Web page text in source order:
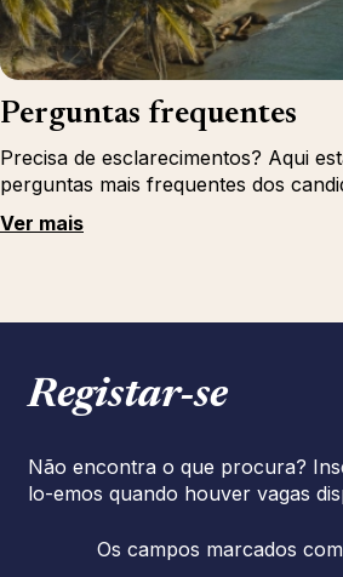
Perguntas frequentes
Precisa de esclarecimentos? Aqui
perguntas mais frequentes dos
Ver mais
Registar‑se
Não encontra o que procura?
lo-emos quando houver vagas
Os campos marcados